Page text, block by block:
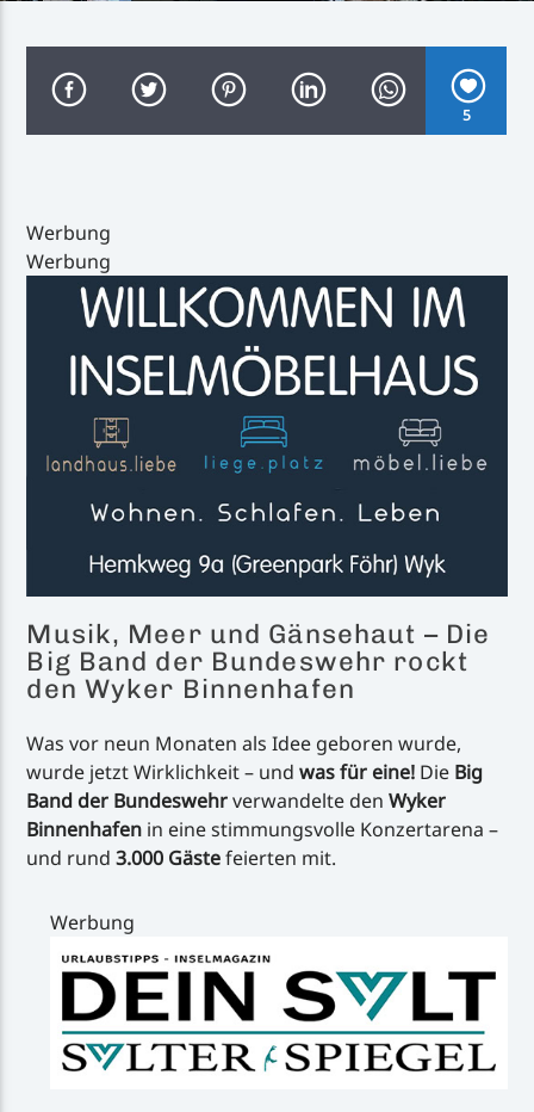
Handystream
5
Werbung
Werbung
Musik, Meer und Gänsehaut – Die
Big Band der Bundeswehr rockt
den Wyker Binnenhafen
Was vor neun Monaten als Idee geboren wurde,
wurde jetzt Wirklichkeit – undwas für eine! Die Big
Band der Bundeswehrverwandelte denWyker
Binnenhafen in eine stimmungsvolle Konzertarena –
und rund3.000 Gästefeierten mit.
Werbung